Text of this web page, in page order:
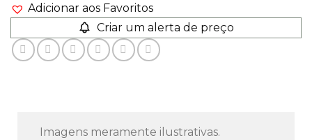
Adicionar aos Favoritos
Criar um alerta de preço
Imagens meramente ilustrativas.